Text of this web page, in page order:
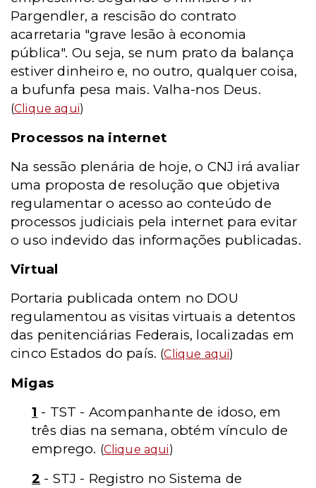
Pargendler, a rescisão do contrato
acarretaria "grave lesão à economia
pública". Ou seja, se num prato da balança
estiver dinheiro e, no outro, qualquer coisa,
a bufunfa pesa mais. Valha-nos Deus.
(Clique aqui)
Processos na internet
Na sessão plenária de hoje, o CNJ irá avaliar
uma proposta de resolução que objetiva
regulamentar o acesso ao conteúdo de
processos judiciais pela internet para evitar
o uso indevido das informações publicadas.
Virtual
Portaria publicada ontem no DOU
regulamentou as visitas virtuais a detentos
das penitenciárias Federais, localizadas em
cinco Estados do país. (Clique aqui)
Migas
1 - TST - Acompanhante de idoso, em
três dias na semana, obtém vínculo de
emprego. (Clique aqui)
2 - STJ - Registro no Sistema de